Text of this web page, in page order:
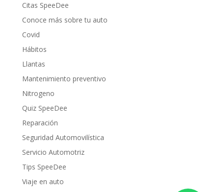
Citas SpeeDee
Conoce más sobre tu auto
Covid
Hábitos
Llantas
Mantenimiento preventivo
Nitrogeno
Quiz SpeeDee
Reparación
Seguridad Automovilística
Servicio Automotriz
Tips SpeeDee
Viaje en auto